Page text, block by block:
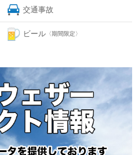
交通事故
ビール 〈期間限定〉